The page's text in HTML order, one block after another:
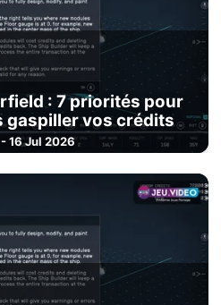
: 7 priorités pour
gaspiller vos crédits
16 Jul 2026